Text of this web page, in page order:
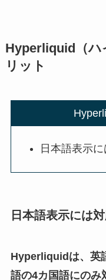
Hyperliquid（ハ
リット
日本語表示
日本語表示には
Hyperliquidは、英
語の4カ国語にのみ